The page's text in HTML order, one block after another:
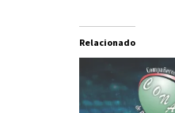
Relacionado